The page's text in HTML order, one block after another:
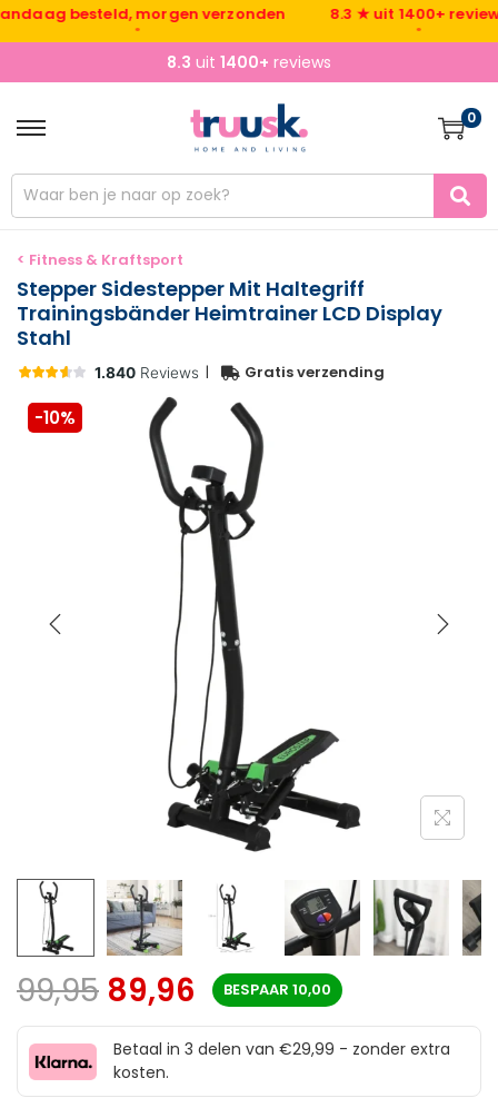
besteld, morgen verzonden 8.3 ★ uit 1400+ reviews
Betaal achterafofin 3 keer
0
< Fitness & Kraftsport
Stepper Sidestepper Mit Haltegriff
Trainingsbänder Heimtrainer LCD Display
Stahl
| Gratis verzending
-10%
99,95 89,96 BESPAAR 10,00
Betaal in 3 delen van €29,99 - zonder extra
kosten.